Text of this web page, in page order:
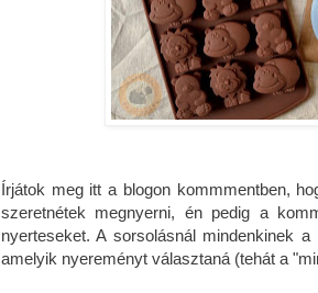
Írjátok meg itt a blogon kommmentben,
szeretnétek megnyerni, én pedig a
nyerteseket. A sorsolásnál mindenkinek
amelyik nyereményt választaná (tehát a